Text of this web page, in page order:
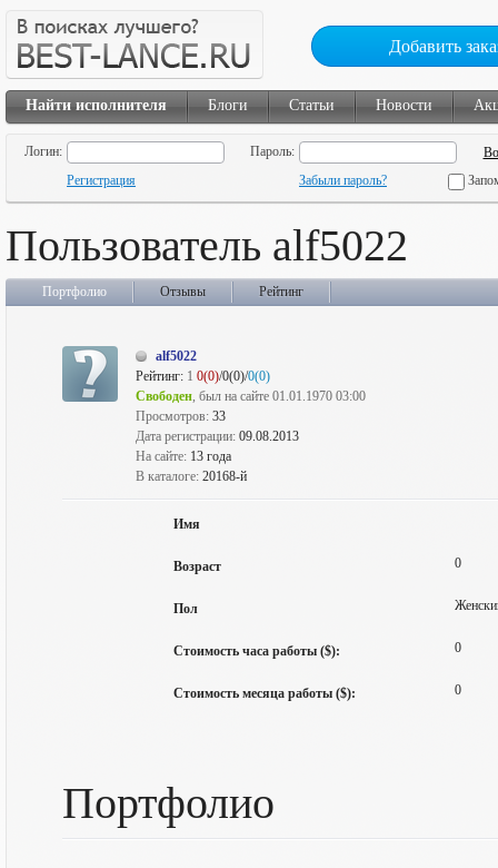
Добавить
Найти исполнителя Блоги Статьи Новости
Логин:
Пароль:
Регистрация
Забыли пароль?
Пользователь alf5022
Портфолио Отзывы Рейтинг
alf5022
Рейтинг: 1 0(0)/0(0)/0(0)
Свободен, был на сайте 01.01.1970 03:00
Просмотров: 33
Дата регистрации: 09.08.2013
На сайте: 13 года
В каталоге: 20168-й
Имя
Возраст 0
Пол
Стоимость часа работы ($): 0
Стоимость месяца работы ($): 0
Портфолио